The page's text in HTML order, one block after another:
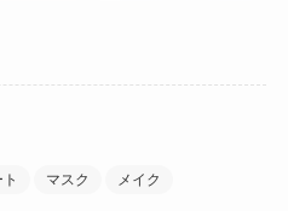
マスク メイク